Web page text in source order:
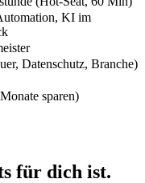
KI im
Datenschutz, Branche)
sparen)
für dich ist.